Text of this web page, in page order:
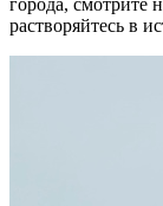
города, смотрите
растворяйтесь в